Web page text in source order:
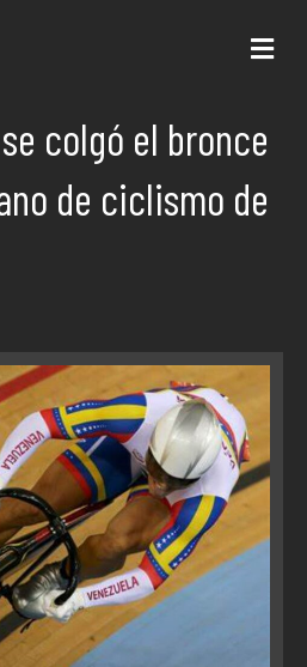
colgó el bronce
de ciclismo de